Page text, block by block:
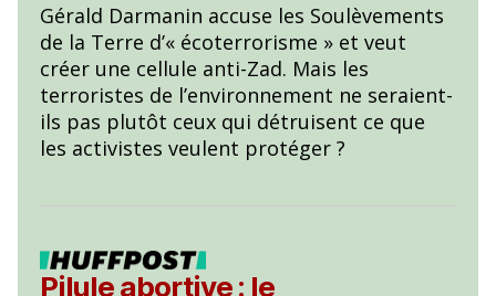
Gérald Darmanin accuse les Soulèvements
de la Terre d’« écoterrorisme » et veut
créer une cellule anti-Zad. Mais les
terroristes de l’environnement ne seraient-
ils pas plutôt ceux qui détruisent ce que
les activistes veulent protéger ?
Pilule abortive : le